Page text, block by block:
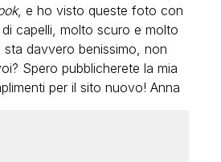
, e ho visto queste foto con
capelli, molto scuro e molto
davvero benissimo, non
Spero pubblicherete la mia
per il sito nuovo! Anna